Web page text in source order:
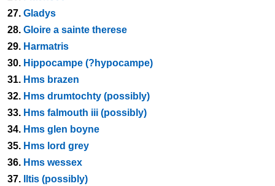
27. Gladys
28. Gloire a sainte therese
29. Harmatris
30. Hippocampe (?hypocampe)
31. Hms brazen
32. Hms drumtochty (possibly)
33. Hms falmouth iii (possibly)
34. Hms glen boyne
35. Hms lord grey
36. Hms wessex
37.
Iltis (possibly)